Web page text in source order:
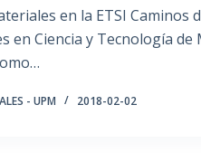
en la ETSI Caminos
en Ciencia y Tecnología
- UPM 2018-02-02